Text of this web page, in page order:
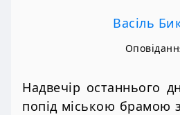
Васіль
Надвечір останнього
попід міською брамою